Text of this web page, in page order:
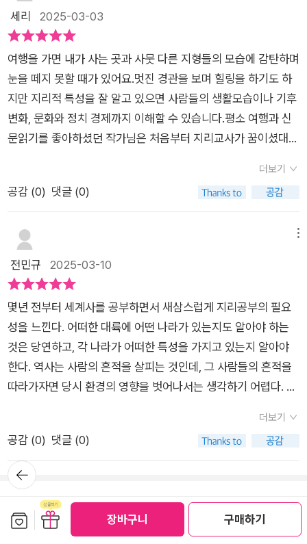
장바구니 구매하기
드러난다. 보통 학생들이 어려워하는 지형과 기후 분야에서는 가
장 기본이 되면서 모르면 절대 안 될 개념을 다지도록 해준다. '패
스트 패션'이나 '그린 워싱'은 최근 시사적인 이슈를 지리적으로
접근하기에 면접이나 논술을 대비할 수 있는 탄탄한 기본기를 갖
추도록 해준다. 물론 지리 학습의 기본인 지명, 국명에 대한 언급
즉 '튀르키예' 국명이 바뀐 이유 등을 설명하는 부분은 흥미로우
면서도 처음부터 지리를 어렵게 느껴 포기하는 것을 사실 지리를
니라 세계시민의 역량을 키워야 하고 지리에 관심이 많거나 부족
해서 의도적으로 채우고 싶은 학생은 꼭 이 책으로 지리에 입문하
면 좋겠다는 생각이 든다.#도서협찬 #이윤지 #글담출판사 #111
시리즈 #1일1단어1분으로끝내는지리공부 #ebs강사 #지리 #통
해 #책추천
에 고개가 끄덕여지기도 했다그 지역에 분포하는 암석을 통해 형
성된 시기를 알 수 있는데한반도는 오래되고 안정된 땅이라고 한
다그래서 우리나라에선 석탄과 철광석은 채굴되지만신생대 제3
기 지층에 많이 매장되어 있는 자원아석유와 천연가스는 찾기 어
렵다니 아쉬운 일이다인구 지진이라는 말도 충격적으로 다가왔
는데고령 인구가 증가하면서 사회 근간이 지진처럼뿌리째 흔들
리는 것을 의미하는 말로우리나라에서는 2030-3040년부터인
인간이 사람답게 사는 세상을 염원하는 슬로 시티 운동,1999년
국제 슬로 시티 운동이 출범한 이래2024년 기준 33개국 301개
도시가 참여하게 되었는데우리나라는 아시아에서 가장 많은 슬
로 시티가 있는 국가로완도, 신안, 담양 등 16개 지역이 지정되었
다니괜히 뿌듯한 마음이 들었다사진과 표, 그래프 등 다양한 자료
들도 들어가 있어글의 내용을 이해하는데 많은 도움이 되었는데
될 것 같다
부의 즐거움을 나누고 있으며, 2013년부터는 EBS에서 지리는
물론 융합교육을 주제로 다양한 강의를 하고 있다. 『알면 똑똑해
[EBS 당신의 문해력 시리즈] 집필에도 참여해 학생들의 문해력
향상을 돕고 있다.​​책의 목차목차1장 지형과 지리​001 풍화 : 흙은
어떻게 만들어지는 걸까?002 습곡 산지 : 한반도 주변에서는 왜
석유가 많이 나지 않을까?003 돌산과 흙산 : 〈인왕제색도〉에 그
려진 산은 무슨 산일까?004 화산 : 울릉도 일주 도로 건설은 왜
55년이나 걸렸을까?005 호수 : 베네치아가 호수 안에 만들어진
도시라고?006 해안선 : 동해안에 비해 서해안의 해안선이 더 복
길까?008 갯벌 : 한국의 갯벌이 세계 자연유산에 등재된 이유
는?009 카르스트 지형 : 동굴에 갇힌 소년들은 어떻게 무사히 구
조될 수 있었을까?010 빙하 지형 : 아웃도어 용품 브랜드 이름에
는 왜 빙하 지형이 많이 쓰일까?지리로 세상 읽기 Ⅰ 국립 공원으
로 지정되는 곳들의 특징은?_국립 공원​2장 기후와 지리​011 기후
: 날씨와 기후가 같은 말이 아니라고?012 사계절 : 온대 기후에서
계절 변화가 뚜렷하게 나타나는 까닭은?013 적도 수렴대 : 왜 태
국의 새해 행사는 4월에 열릴까?014 편서풍 : 구간이 같아도 비
행시간이 다른 이유는?015 온대 기후 : 맥주, 포도주, 막걸리 탄
계적인 열기구 여행지가 된 비결은?017 24절기 : 절기 관련 속
담을 보면 우리나라 기후를 알 수 있다고?018 건조 기후 : SF 영
화는 왜 사막에서 촬영할까?019 상춘 기후 : 1년 내내 봄 날씨인
곳이 있다고?020 날씨 마케팅 : 상품 마케팅과 수요 예측에 날씨
정보가 사용된다고?지리로 세상 읽기 Ⅱ 왜 봄철 동해안에서 발생
하는 산불은 막기 어려울까?_푄 현상​3장 문화와 지리​021 문화
세리 2025-03-03
여행을 가면 내가 사는 곳과 사뭇 다른 지형들의 모습에 감탄하며
눈을 떼지 못할 때가 있어요.멋진 경관을 보며 힐링을 하기도 하
지만 지리적 특성을 잘 알고 있으면 사람들의 생활모습이나 기후
변화, 문화와 정치 경제까지 이해할 수 있습니다.평소 여행과 신
문읽기를 좋아하셨던 작가님은 처음부터 지리교사가 꿈이셨대
EBS에서 다양한 강의를 하고 계십니다.지리는 단순히 지도를 읽
는 기술이나 산과 강의 이름을 외우는 학문이 아님을 말씀하시며
지리 공부를 통해 우리가 살아가는 세상을 깊이 이해하기를 바라
는 마음으로 책을 집필하신 작가님.책에 담긴 110편의 이야기는
우리가 일상속에서 늘 접하지만 설명하기는 쉽지 않은 각각의 지
리 개념들을 쉽게 이해할 수 있게 정리하였습니다 .현직 지리선생
전 대륙을 모두 다루는 만큼 방대한 분량의 공부라 생각할 수 있
지만 하루에 한 장씩. 딱 1분이면 지리와 아주 친해질 수 있습니
다.혼자 공부하기 딱 좋은 지리 개념서라고 할 수 있어요.지금 중
1, 고1부터 적용되는 중고등학교 사회, 통합사회에서 다루는 목차
와 주요개념들을 이 책에서 대부분 다루고 있으니현 중1, 고1 학
생들과 학부모님들 주목해주세요^^역사나 지리, 사회는 수능까
지 포기할 수 없는 과목이잖아요.지리공부...쉽고 빠르게, 그러나
그런지지리를 쉽게 접근할 수 있게 나온 이 책이 너무 반갑더라구
대한 관심이 높아졌어요.부모님들이 한국사는 언제부터 시작해
야 하는지, 몇 달 정도면 끝낼 수 있는건지 많이 질문하시지만무
더보기
공감 (0) 댓글 (0)
전민규 2025-03-10
몇년 전부터 세계사를 공부하면서 새삼스럽게 지리공부의 필요
성을 느낀다. 어떠한 대륙에 어떤 나라가 있는지도 알아야 하는
것은 당연하고, 각 나라가 어떠한 특성을 가지고 있는지 알아야
한다. 역사는 사람의 흔적을 살피는 것인데, 그 사람들의 흔적을
따라가자면 당시 환경의 영향을 벗어나서는 생각하기 어렵다. 그
대상으로 짧고 쉽게 쓰여진 지리 입문서다. 10개의 테마를 잡아
장을 구성해놓았는데, 통합사회 수업을 할 때 활용하면 참 좋겠다
는 생각이 든다. 개인적으로는 6, 7장이 참 눈에 잘 들어왔다. 지
금은 통합사회를 하지 않으니 세계사를 하는 과정에서 정치, 경제
변동을 이해하고 설명하는데 큰 도움을 준다. 학급 학생들에게도
추천해 안목을 넓히도록 하면 참 좋을 듯하다.
더보기
공감 (0) 댓글 (0)
응원 댓글
뒤로가
기